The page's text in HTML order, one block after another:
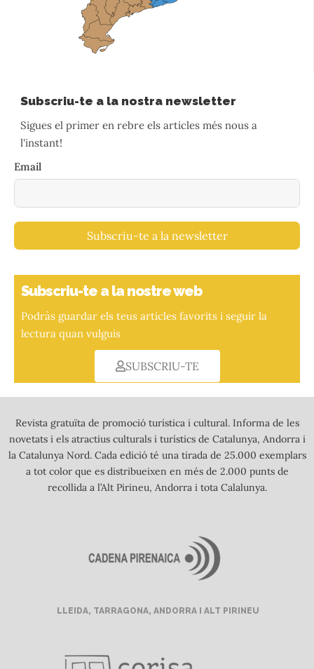
Subscriu-te a la nostra newsletter
Sigues el primer en rebre els articles més nous a
l'instant!
Email
Subscriu-te a la newsletter
Subscriu-te a la nostre web
Podràs guardar els teus articles favorits i seguir la
lectura quan vulguis
SUBSCRIU-TE
Revista gratuïta de promoció turística i cultural. Informa de les
novetats i els atractius culturals i turístics de Catalunya, Andorra i
la Catalunya Nord. Cada edició té una tirada de 25.000 exemplars
a tot color que es distribueixen en més de 2.000 punts de
recollida a l’Alt Pirineu, Andorra i tota Calalunya.
LLEIDA, TARRAGONA, ANDORRA I ALT PIRINEU